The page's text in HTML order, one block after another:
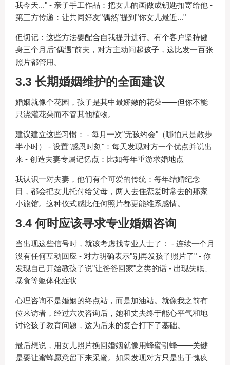
我今天..." - 亲子手工作品：把女儿的画做成钥匙扣寄给他 -
第三方传递：让共同好友"偶然"提到"你女儿最近..."
但切记：这些方法要配合自我提升进行。有个客户坚持健
身三个月后"偶遇"前夫，对方主动问起孩子，这比发一百张
照片都管用。
3.3 长期婚姻维护的全面建议
婚姻就像个花园，孩子是其中最娇嫩的花朵——但你不能
只浇灌花朵而不管其他植物。
建议建立这些习惯： - 每月一次"无孩约会"（哪怕只是散步
半小时） - 设置"感恩时刻"：每天发现对方一个优点并说出
来 - 创造夫妻专属记忆点：比如每年重游求婚地点
我认识一对夫妻，他们有个可爱的传统：每年结婚纪念
日，都会把女儿托付给父母，两人去住恋爱时常去的那家
小旅馆。这种仪式感比任何照片都更能维系感情。
3.4 何时应该寻求专业婚姻咨询
当出现这些信号时，就该考虑找专业人士了： - 连续一个月
没有任何互动回应 - 对方明确表示"别再发孩子照片了" - 你
发现自己开始教孩子说"让爸爸回家"之类的话 - 出现失眠、
暴食等躯体化症状
心理咨询不是婚姻的终点站，而是加油站。就像我之前有
位来访者，经过六次咨询后，她和丈夫终于能心平气和地
讨论孩子教育问题，这为后来的复合打下了基础。
最后想说，用女儿照片挽回婚姻就像用蜂蜜引蜂——关键
是要让蜜蜂愿意留下来采蜜。如果发现对方只是出于愧疚